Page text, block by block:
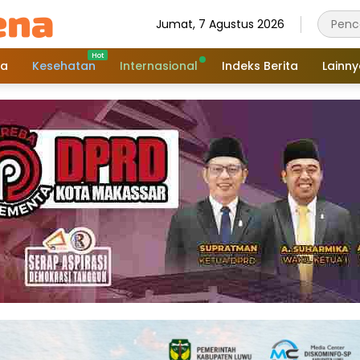
Jumat, 7 Agustus 2026
Kesehatan Internasional Indeks Berita